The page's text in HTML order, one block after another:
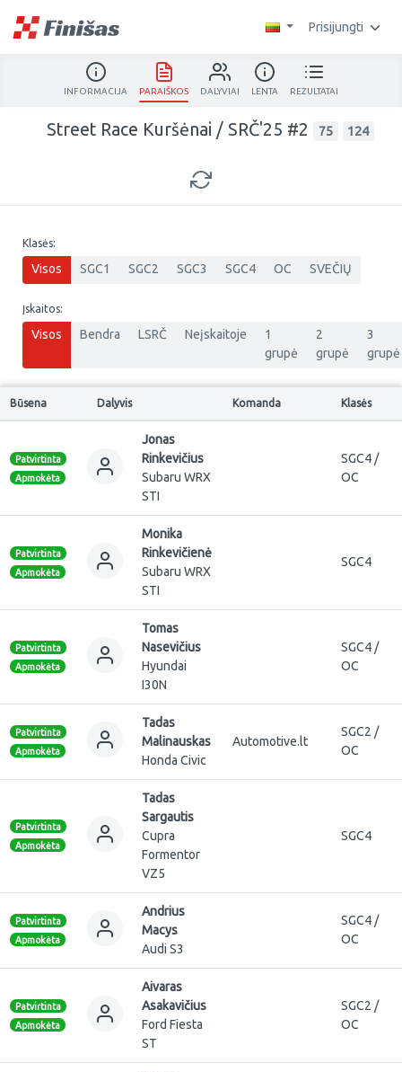
Prisijungti
INFORMACIJA PARAIŠKOS DALYVIAI LENTA REZULTATAI
Street Race Kuršėnai / SRČ'25 #2 75 124
Klasės:
Visos SGC1 SGC2 SGC3 SGC4 OC SVEČIŲ
Įskaitos:
Visos Bendra LSRČ Neįskaitoje
1
grupė
2
grupė
3
grupė
Būsena Dalyvis Komanda Klasės
Patvirtinta
Apmokėta
Jonas
Rinkevičius
Subaru WRX
STI
SGC4 /
OC
Patvirtinta
Apmokėta
Monika
Rinkevičienė
Subaru WRX
STI
SGC4
Patvirtinta
Apmokėta
Tomas
Nasevičius
Hyundai
I30N
SGC4 /
OC
Patvirtinta
Apmokėta
Tadas
Malinauskas
Honda Civic
Automotive.lt
SGC2 /
OC
Patvirtinta
Apmokėta
Tadas
Sargautis
Cupra
Formentor
VZ5
SGC4
Patvirtinta
Apmokėta
Andrius
Macys
Audi S3
SGC4 /
OC
Patvirtinta
Apmokėta
Aivaras
Asakavičius
Ford Fiesta
ST
SGC2 /
OC